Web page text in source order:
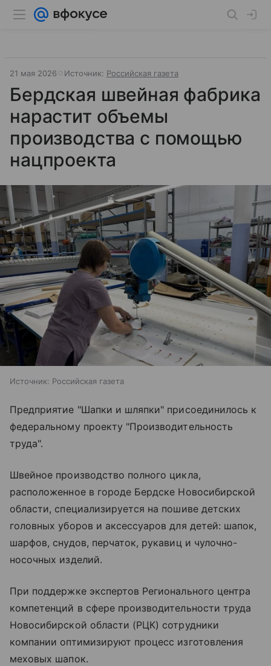
21 мая 2026 Источник: Российская газета
Бердская швейная фабрика
нарастит объемы
производства с помощью
нацпроекта
Источник: Российская газета
Предприятие "Шапки и шляпки" присоединилось к
федеральному проекту "Производительность
труда".
Швейное производство полного цикла,
расположенное в городе Бердске Новосибирской
области, специализируется на пошиве детских
головных уборов и аксессуаров для детей: шапок,
шарфов, снудов, перчаток, рукавиц и чулочно-
носочных изделий.
При поддержке экспертов Регионального центра
компетенций в сфере производительности труда
Новосибирской области (РЦК) сотрудники
компании оптимизируют процесс изготовления
меховых шапок.